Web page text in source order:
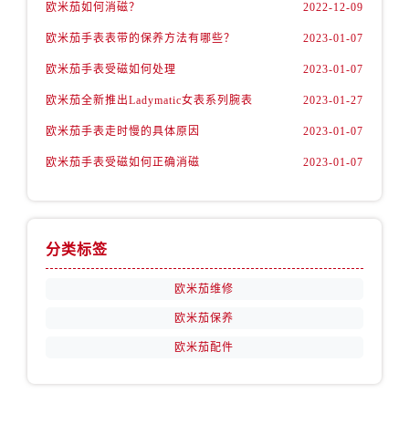
安徽省宿州市埇桥区人民中路欧米茄售后服务中心（需提前预约）
欧米茄如何消磁？ 2022-12-09
欧米茄手表表带的保养方法有哪些？ 2023-01-07
欧米茄手表受磁如何处理 2023-01-07
欧米茄全新推出Ladymatic女表系列腕表 2023-01-27
欧米茄手表走时慢的具体原因 2023-01-07
欧米茄手表受磁如何正确消磁 2023-01-07
分类标签
欧米茄维修
欧米茄保养
欧米茄配件